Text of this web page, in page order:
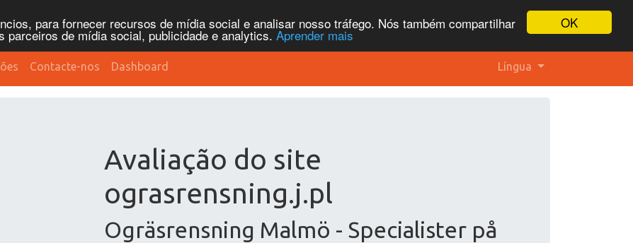
OK
para fornecer recursos de mídia social e analisar nosso tráfego. Nós também compartilhar
de mídia social, publicidade e analytics. Aprender mais
Contacte-nos Dashboard Língua
Avaliação do site
ograsrensning.j.pl
Ogräsrensning Malmö - Specialister på